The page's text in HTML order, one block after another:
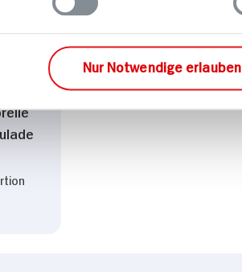
Nur Notwendige erlauben